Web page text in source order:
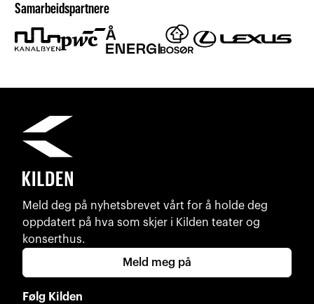
Samarbeidspartnere
Meld deg på nyhetsbrevet vårt for å holde deg
oppdatert på hva som skjer i Kilden teater og
konserthus.
Meld meg på
Følg Kilden